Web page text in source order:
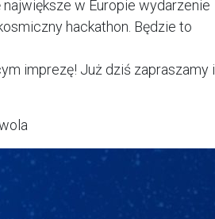
w Europie wydarzenie
hackathon. Będzie to
imprezę! Już dziś zapraszamy i